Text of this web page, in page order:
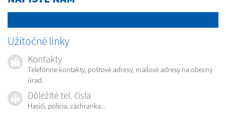
Užitočné linky
Kontakty
Telefónne kontakty, poštové adresy, mailové adresy na obecný
úrad.
Dôležité tel. čísla
Hasiči, polícia, záchranka...